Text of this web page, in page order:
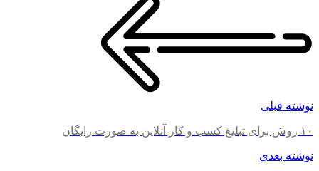
نوشته قبلی
۱۰ روش برای تبلیغ کسب و کار آنلاین به صورت رایگان
نوشته بعدی